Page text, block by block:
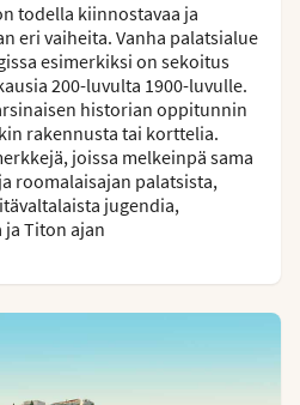
todella kiinnostavaa ja
eri vaiheita. Vanha palatsialue
esimerkiksi on sekoitus
200-luvulta 1900-luvulle.
historian oppitunnin
rakennusta tai korttelia.
joissa melkeinpä sama
roomalaisajan palatsista,
jugendia,
Titon ajan